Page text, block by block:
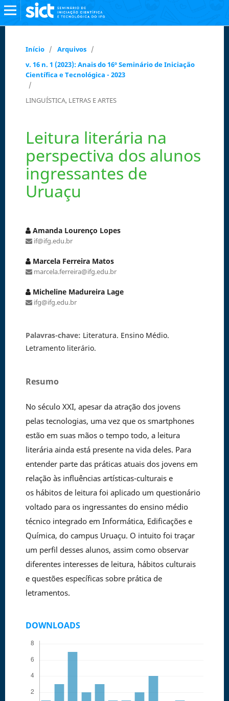
Início / Arquivos /
v. 16 n. 1 (2023): Anais do 16º Seminário de Iniciação
Científica e Tecnológica - 2023
/
LINGUÍSTICA, LETRAS E ARTES
Leitura literária na
perspectiva dos alunos
ingressantes de
Uruaçu
Amanda Lourenço Lopes
if@ifg.edu.br
Marcela Ferreira Matos
marcela.ferreira@ifg.edu.br
Micheline Madureira Lage
ifg@ifg.edu.br
Palavras-chave: Literatura. Ensino Médio.
Letramento literário.
Resumo
No século XXI, apesar da atração dos jovens
pelas tecnologias, uma vez que os smartphones
estão em suas mãos o tempo todo, a leitura
literária ainda está presente na vida deles. Para
entender parte das práticas atuais dos jovens em
relação às influências artísticas-culturais e
os hábitos de leitura foi aplicado um questionário
voltado para os ingressantes do ensino médio
técnico integrado em Informática, Edificações e
Química, do campus Uruaçu. O intuito foi traçar
um perfil desses alunos, assim como observar
diferentes interesses de leitura, hábitos culturais
e questões específicas sobre prática de
letramentos.
DOWNLOADS